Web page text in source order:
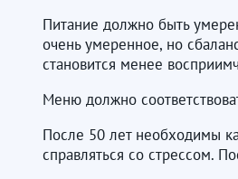
Питание должно быть
очень умеренное, но
становится менее
Меню должно
После 50 лет необходимы
справляться со стрессом.